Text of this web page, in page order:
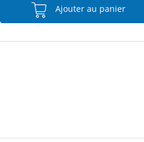
Ajouter au panier